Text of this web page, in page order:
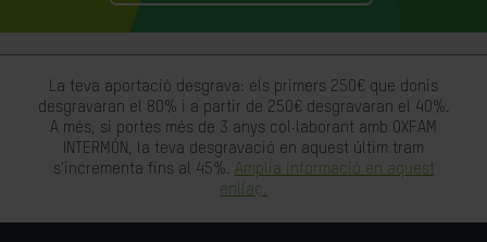
La teva aportació desgrava: els primers 250€ que donis
desgravaran el 80% i a partir de 250€ desgravaran el 40%.
A més, si portes més de 3 anys col·laborant amb OXFAM
INTERMÓN, la teva desgravació en aquest últim tram
s'incrementa fins al 45%. Amplia informació en aquest
enllaç.